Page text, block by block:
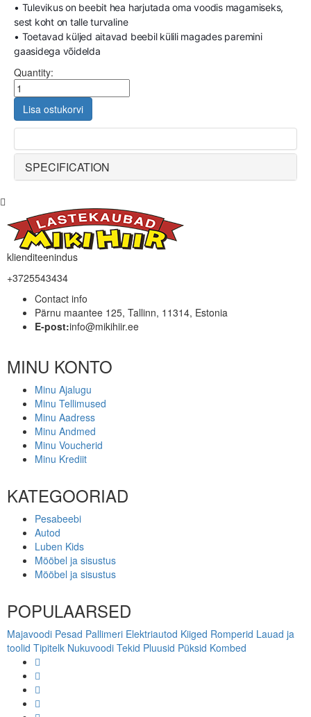
• Tulevikus on beebit hea harjutada oma voodis magamiseks,
sest koht on talle turvaline
• Toetavad küljed aitavad beebil külili magades paremini
gaasidega võidelda
Quantity:
Lisa ostukorvi
SPECIFICATION
klienditeenindus
+3725543434
Contact info
Pärnu maantee 125, Tallinn, 11314, Estonia
E-post:info@mikihiir.ee
MINU KONTO
Minu Ajalugu
Minu Tellimused
Minu Aadress
Minu Andmed
Minu Voucherid
Minu Krediit
KATEGOORIAD
Pesabeebi
Autod
Luben Kids
Mööbel ja sisustus
Mööbel ja sisustus
POPULAARSED
Majavoodi Pesad Pallimeri Elektriautod Kiiged Romperid Lauad ja
toolid Tipitelk Nukuvoodi Tekid Pluusid Püksid Kombed